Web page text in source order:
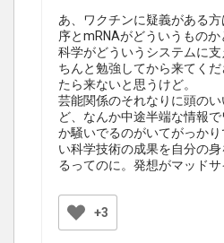
あ、ワクチンに疑義がある
序とmRNAがどういうもの
科学がどういうシステムに
ちんと勉強してから来てく
たら来ないと思うけど。
芸能関係のそれなりに頭の
ど、なんか中途半端な情報
か騒いでるのがいてがっか
い科学技術の成果を自分の
るってのに。発想がマッドサ
+3